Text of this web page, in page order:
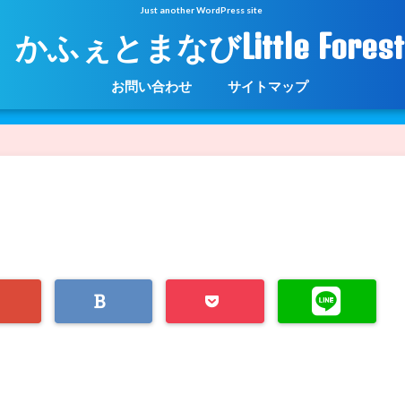
Just another WordPress site
かふぇとまなびLittle Forest
お問い合わせ サイトマップ